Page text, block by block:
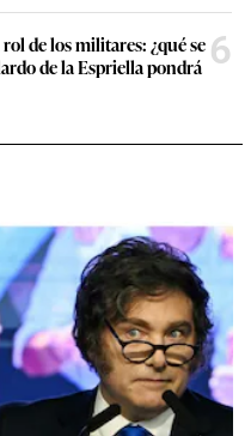
de los militares: ¿qué se
de la Espriella pondrá 6